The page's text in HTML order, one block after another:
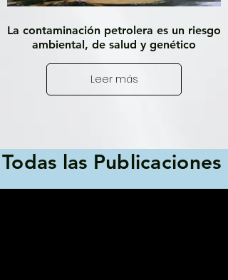
La contaminación petrolera es un riesgo
ambiental, de salud y genético
Leer más
Todas las Publicaciones